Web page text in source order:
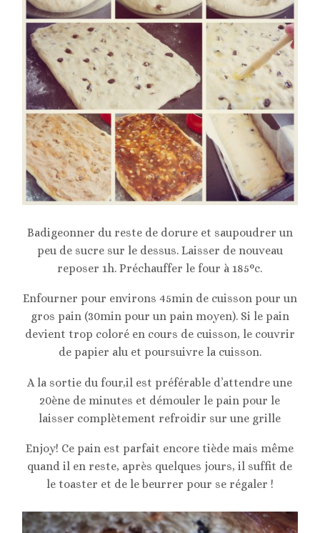
Badigeonner du reste de dorure et saupoudrer un
peu de sucre sur le dessus. Laisser de nouveau
reposer 1h. Préchauffer le four à 185°c.
Enfourner pour environs 45min de cuisson pour un
gros pain (30min pour un pain moyen). Si le pain
devient trop coloré en cours de cuisson, le couvrir
de papier alu et poursuivre la cuisson.
A la sortie du four,il est préférable d’attendre une
20ène de minutes et démouler le pain pour le
laisser complètement refroidir sur une grille
Enjoy! Ce pain est parfait encore tiède mais même
quand il en reste, après quelques jours, il suffit de
le toaster et de le beurrer pour se régaler !